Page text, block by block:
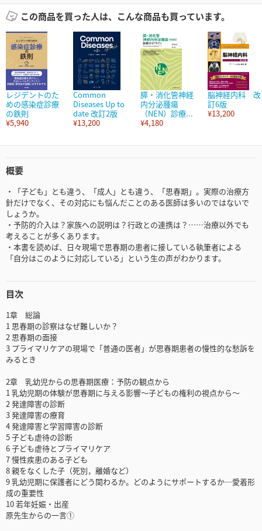
この商品を買った人は、こんな商品も買っています。
レジデントのた
めの感染症診療
の鉄則
¥5,940
Common
Diseases Up to
date 改訂2版
¥13,200
膵・消化管神経
内分泌腫瘍
（NEN）診療...
¥4,180
脳神経内科 改
訂6版
¥13,200
概要
・「子ども」とも違う、「成人」とも違う、「思春期」。実際の治療方
針だけでなく、その対応にも悩んだことのある医師は多いのではないで
しょうか。
・予防的介入は？家族への説明は？行政との連携は？……治療以外でも
考えることが多くあります。
・本書を読めば、日々現場で思春期の患者に接している執筆者による
「自分はこのように対応している」という生の声がわかります。
目次
1章 総論
1 思春期の診察はなぜ難しいか？
2 思春期の面接
3 プライマリケアの現場で「普通の医者」が思春期患者の慢性的な愁訴を
みるとき
2章 乳幼児からの思春期医療：予防の観点から
1 乳幼児期の体験が思春期に与える影響〜子どもの権利の視点から〜
2 発達障害の診断
3 発達障害の療育
4 発達障害と学習障害の診断
5 子ども虐待の診断
6 子ども虐待とプライマリケア
7 慢性疾患のある子ども
8 親をなくした子（死別，離婚など）
9 乳幼児期に保護者にどう関わるか。どのようにサポートするか─愛着形
成の重要性
10 若年妊娠・出産
原先生からの一言①